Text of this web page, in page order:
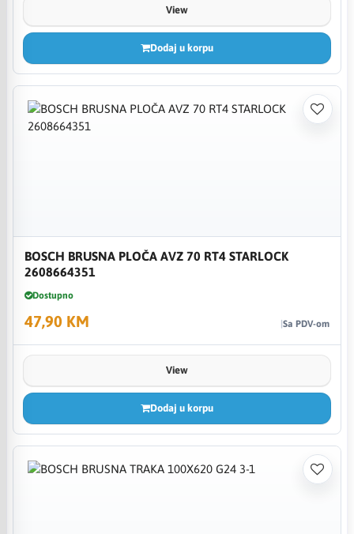
View
Dodaj u korpu
BOSCH BRUSNA PLOČA AVZ 70 RT4 STARLOCK
2608664351
Dostupno
47,90 KM Sa PDV-om
View
Dodaj u korpu